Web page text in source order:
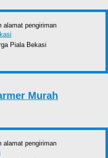
alamat pengiriman
Piala Bekasi
Murah
alamat pengiriman